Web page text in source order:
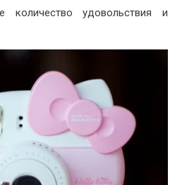
количество удовольствия и